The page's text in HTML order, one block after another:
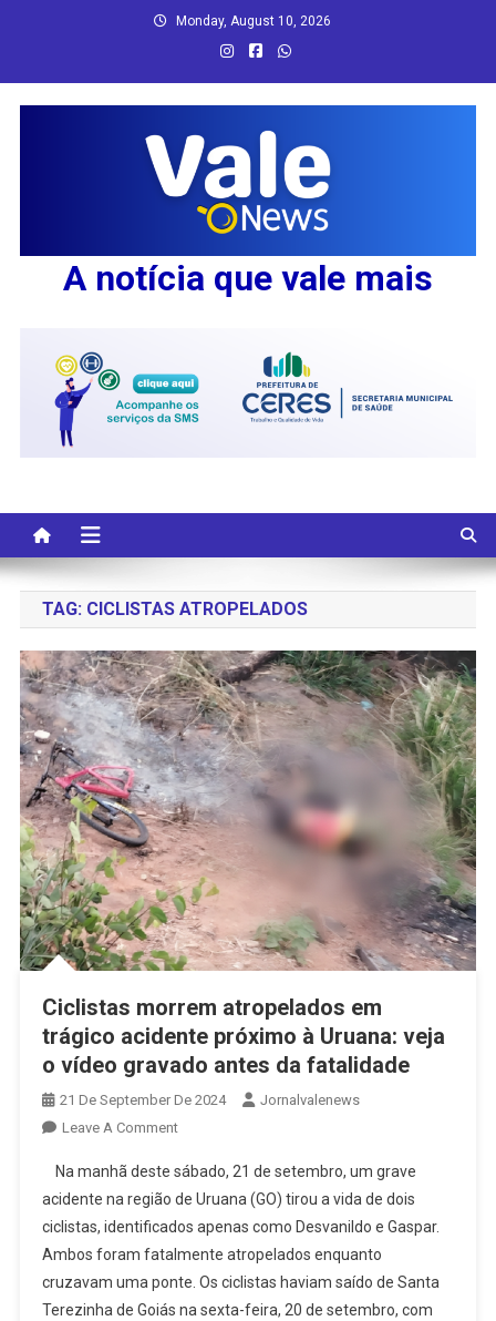
Monday, August 10, 2026
A notícia que vale mais
TAG: CICLISTAS ATROPELADOS
Ciclistas morrem atropelados em
trágico acidente próximo à Uruana: veja
o vídeo gravado antes da fatalidade
21 De September De 2024
Jornalvalenews
Leave A CommentOn
Morrem
Atropelados
Em
Trágico
Acidente
Próximo
Na manhã deste sábado, 21 de setembro, um grave
acidente na região de Uruana (GO) tirou a vida de dois
ciclistas, identificados apenas como Desvanildo e Gaspar.
Ambos foram fatalmente atropelados enquanto
cruzavam uma ponte. Os ciclistas haviam saído de Santa
Terezinha de Goiás na sexta-feira, 20 de setembro, com